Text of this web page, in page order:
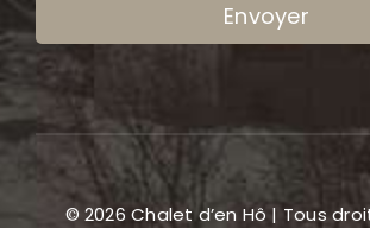
Envoyer
© 2026 Chalet d’en Hô | Tous